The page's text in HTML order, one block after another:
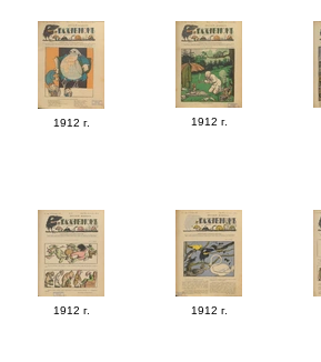
1912 г. 1912 г.
1912 г. 1912 г.